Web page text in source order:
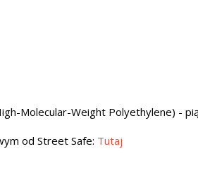
Molecular-Weight Polyethylene) -
od Street Safe: Tutaj